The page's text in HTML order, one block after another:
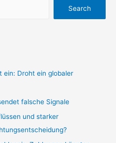
Search
ein: Droht ein globaler
falsche Signale
und starker